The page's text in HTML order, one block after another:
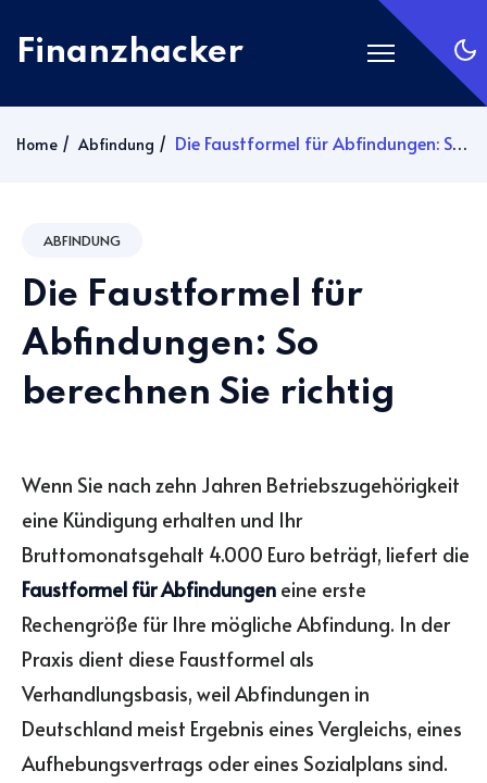
Finanzhacker
Silber
Anmelden
Abonnieren
Home Abfindung Die Faustformel für Abfindungen: So berechnen Sie richtig
ABFINDUNG
Die Faustformel für
Abfindungen: So
berechnen Sie richtig
Wenn Sie nach zehn Jahren Betriebszugehörigkeit
eine Kündigung erhalten und Ihr
Bruttomonatsgehalt 4.000 Euro beträgt, liefert die
Faustformel für Abfindungen eine erste
Rechengröße für Ihre mögliche Abfindung. In der
Praxis dient diese Faustformel als
Verhandlungsbasis, weil Abfindungen in
Deutschland meist Ergebnis eines Vergleichs, eines
Aufhebungsvertrags oder eines Sozialplans sind.